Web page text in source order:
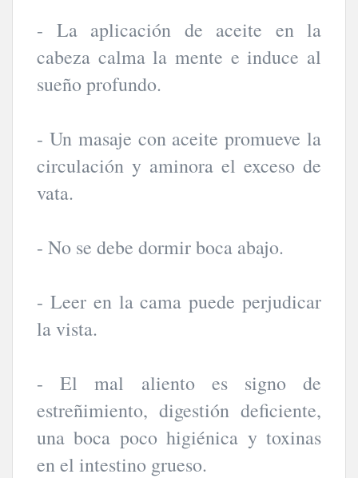
- La aplicación de aceite en la
cabeza calma la mente e induce al
sueño profundo.
- Un masaje con aceite promueve la
circulación y aminora el exceso de
vata.
- No se debe dormir boca abajo.
- Leer en la cama puede perjudicar
la vista.
- El mal aliento es signo de
estreñimiento, digestión deficiente,
una boca poco higiénica y toxinas
en el intestino grueso.